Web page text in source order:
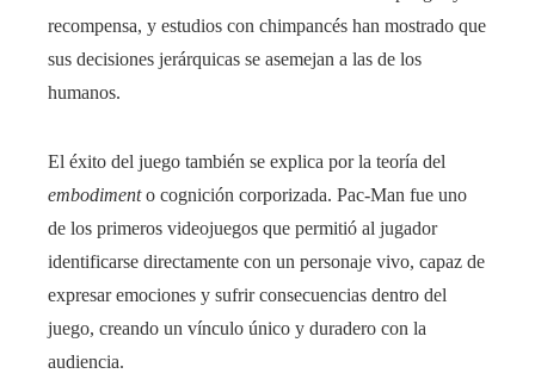
recompensa, y estudios con chimpancés han mostrado que
sus decisiones jerárquicas se asemejan a las de los
humanos.
El éxito del juego también se explica por la teoría del
embodimento cognición corporizada. Pac-Man fue uno
de los primeros videojuegos que permitió al jugador
identificarse directamente con un personaje vivo, capaz de
expresar emociones y sufrir consecuencias dentro del
juego, creando un vínculo único y duradero con la
audiencia.